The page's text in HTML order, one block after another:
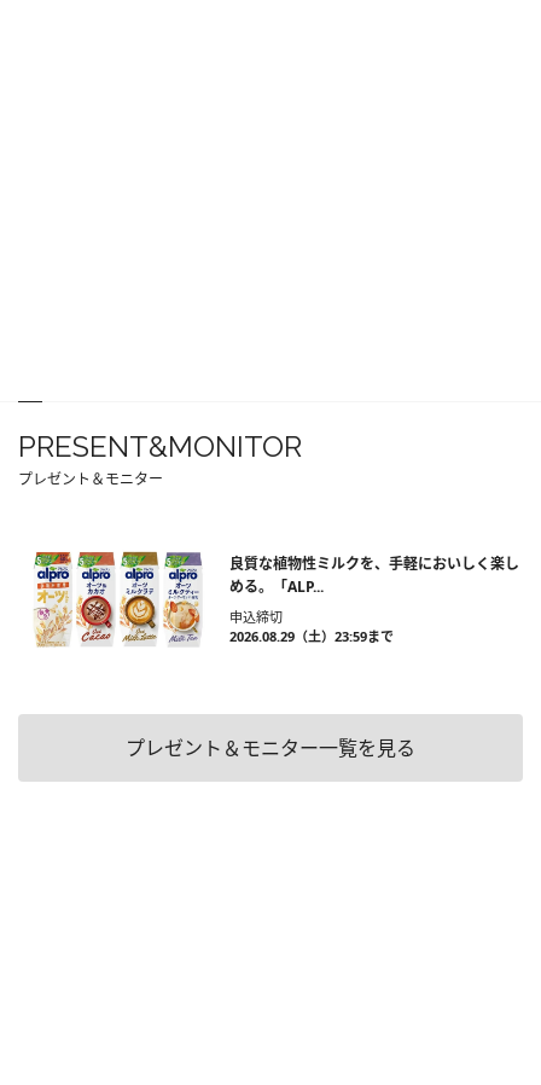
PRESENT&MONITOR
プレゼント＆モニター
良質な植物性ミルクを、手軽においしく楽し
める。「ALP...
申込締切
2026.08.29（土）23:59まで
プレゼント＆モニター一覧を見る